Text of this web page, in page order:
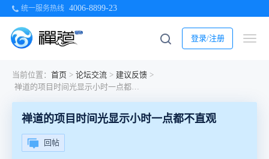
统一服务热线 4006-8899-23
登录/注册
当前位置： 首页 > 论坛交流 > 建议反馈 >
禅道的项目时间光显示小时一点都不直观
禅道的项目时间光显示小时一点都不直观
回帖